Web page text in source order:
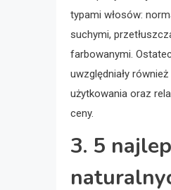
typami włosów:
suchymi,
farbowanymi.
uwzględniały
użytkowania oraz
ceny.
3. 5